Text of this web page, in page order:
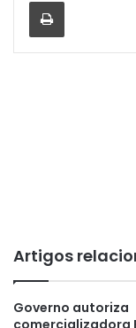
Artigos
Governo autoriza